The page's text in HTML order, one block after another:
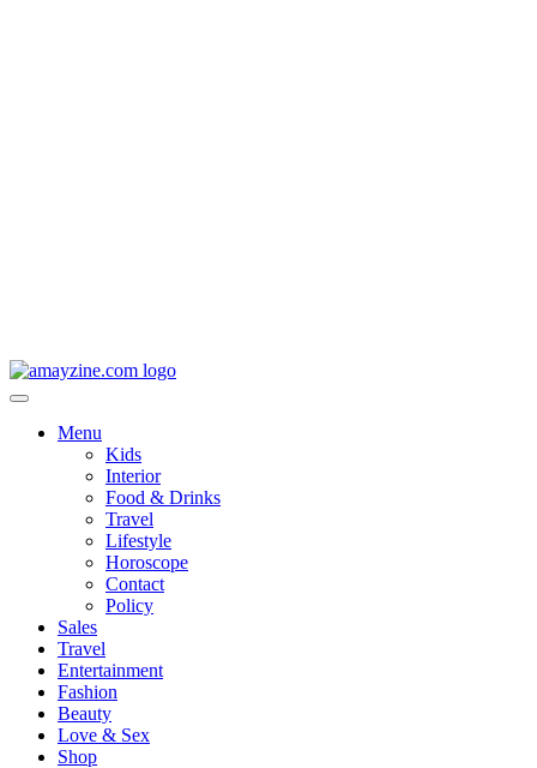
Menu
Kids
Interior
Food & Drinks
Travel
Lifestyle
Horoscope
Contact
Policy
Sales
Travel
Entertainment
Fashion
Beauty
Love & Sex
Shop